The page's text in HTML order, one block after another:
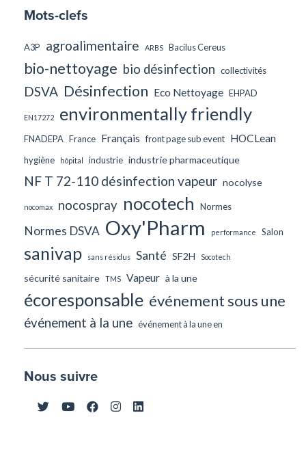
Mots-clefs
A3P agroalimentaire ARBS Bacilus Cereus
bio-nettoyage bio désinfection collectivités
DSVA Désinfection Eco Nettoyage EHPAD
EN17272 environmentally friendly
FNADEPA France Français front page sub event HOCLean
hygiène hôpital industrie industrie pharmaceutique
NF T 72-110 désinfection vapeur nocolyse
nocomax nocospray nocotech Normes
Normes DSVA Oxy'Pharm performance Salon
sanivap sans résidus Santé SF2H Socotech
sécurité sanitaire TMS Vapeur à la une
écoresponsable événement sous une
événement à la une événement à la une en
Nous suivre